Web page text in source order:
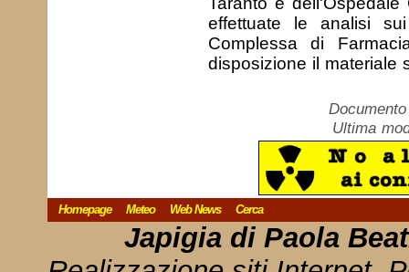
effettuate le analisi
Complessa di
disposizione il materiale
Ultima
Homepage Meteo Web News Cerca
Japigia di Paola